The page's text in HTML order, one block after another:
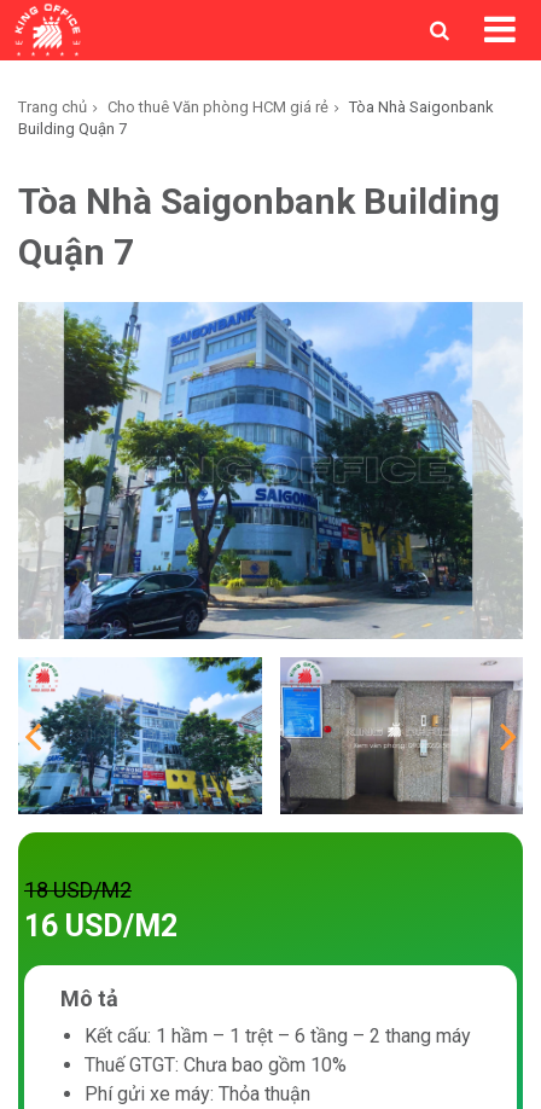
Trang chủ Cho thuê Văn phòng HCM giá rẻ
Tòa Nhà Saigonbank
Building Quận 7
Tòa Nhà Saigonbank Building
Quận 7
18 USD/M2
16 USD/M2
Mô tả
Kết cấu: 1 hầm – 1 trệt – 6 tầng – 2 thang máy
Thuế GTGT: Chưa bao gồm 10%
Phí gửi xe máy: Thỏa thuận